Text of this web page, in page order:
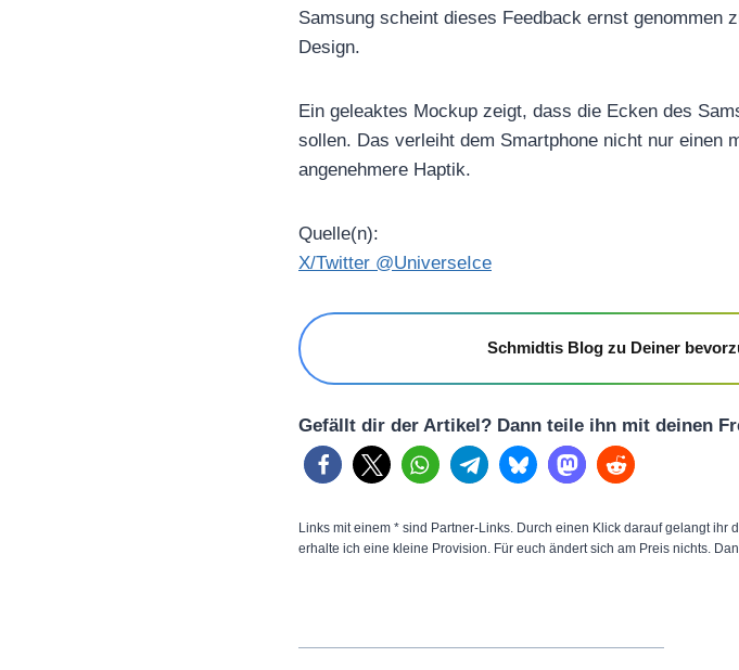
Samsung scheint dieses Feedback ernst genommen
Design.
Ein geleaktes Mockup zeigt, dass die Ecken des
sollen. Das verleiht dem Smartphone nicht nur einen
angenehmere Haptik.
Quelle(n):
X/Twitter @UniverseIce
Schmidtis Blog zu Deiner
Gefällt dir der Artikel? Dann teile ihn mit deinen
Links mit einem * sind Partner-Links. Durch einen Klick darauf gelangt ihr
erhalte ich eine kleine Provision. Für euch ändert sich am Preis nichts.